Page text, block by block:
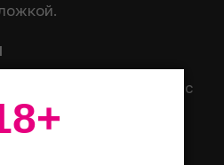
и лаймом. Подавать с